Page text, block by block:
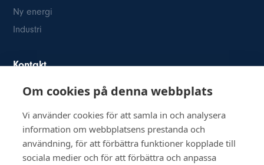
Ny energi
Industri
Kontakt
Österögatan 2
info@inkom.se
Org.nr: 556111-8505
Om cookies på denna webbplats
Vi använder cookies för att samla in och analysera
information om webbplatsens prestanda och
användning, för att förbättra funktioner kopplade till
sociala medier och för att förbättra och anpassa